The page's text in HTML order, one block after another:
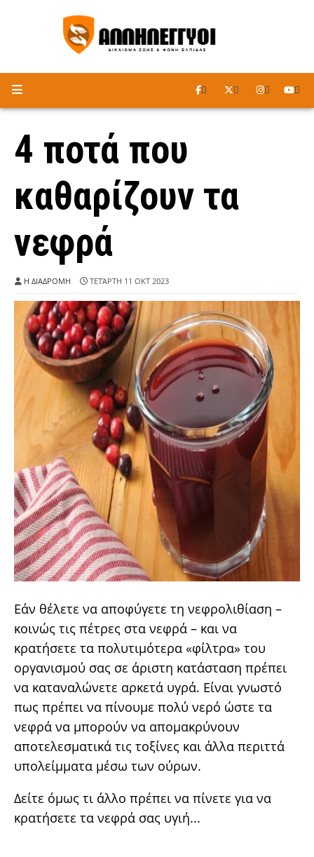
ΑΚΟΥΣΤΕ ΤΟ ΡΑΔΙΟΦΩΝΟ
4 ποτά που
καθαρίζουν τα
νεφρά
Η ΔΙΑΔΡΟΜΗ ΤΕΤΆΡΤΗ 11 ΟΚΤ 2023
Εάν θέλετε να αποφύγετε τη νεφρολιθίαση –
κοινώς τις πέτρες στα νεφρά – και να
κρατήσετε τα πολυτιμότερα «φίλτρα» του
οργανισμού σας σε άριστη κατάσταση πρέπει
να καταναλώνετε αρκετά υγρά. Είναι γνωστό
πως πρέπει να πίνουμε πολύ νερό ώστε τα
νεφρά να μπορούν να απομακρύνουν
αποτελεσματικά τις τοξίνες και άλλα περιττά
υπολείμματα μέσω των ούρων.
Δείτε όμως τι άλλο πρέπει να πίνετε για να
κρατήσετε τα νεφρά σας υγιή...